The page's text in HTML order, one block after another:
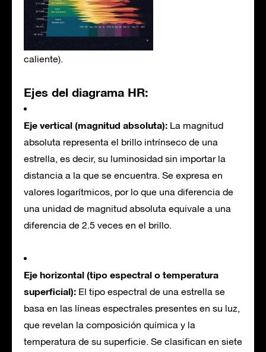
caliente).
Ejes del diagrama HR:
Eje vertical (magnitud absoluta): La magnitud
absoluta representa el brillo intrínseco de una
estrella, es decir, su luminosidad sin importar la
distancia a la que se encuentra. Se expresa en
valores logarítmicos, por lo que una diferencia de
una unidad de magnitud absoluta equivale a una
diferencia de 2.5 veces en el brillo.
Eje horizontal (tipo espectral o temperatura
superficial): El tipo espectral de una estrella se
basa en las líneas espectrales presentes en su luz,
que revelan la composición química y la
temperatura de su superficie. Se clasifican en siete